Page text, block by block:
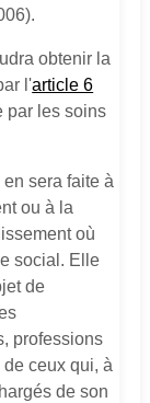
obtenir la
l'article 6
par les soins
sera faite à
ou à la
où
social. Elle
de
professions
ceux qui, à
de son